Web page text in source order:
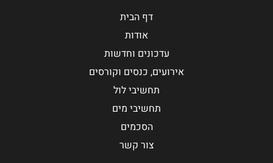
דף הבית
אודות
עדכונים וחדשות
אירועים, כנסים וקורסים
תחשיבי לול
תחשיבי מים
הסכמים
צור קשר